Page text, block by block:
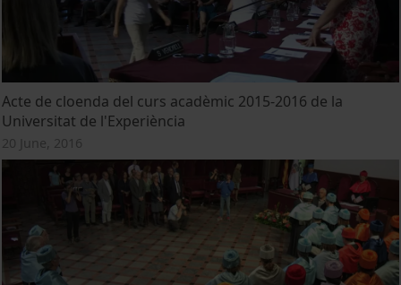
Acte de cloenda del curs acadèmic 2015-2016 de la
Universitat de l'Experiència
20 June, 2016